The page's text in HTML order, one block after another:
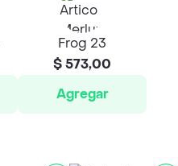
Frog 23
$ 573,00
Agregar